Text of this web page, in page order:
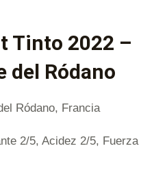
Tinto 2022 –
del Ródano
Ródano, Francia
2/5, Acidez 2/5, Fuerza